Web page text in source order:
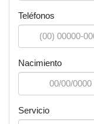
Teléfonos
Nacimiento
Servicio